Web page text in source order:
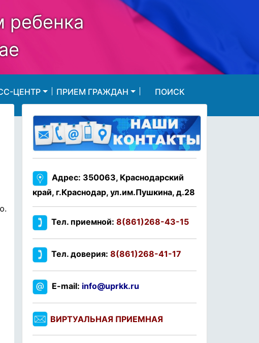
ребенка
ЦЕНТР ПРИЕМ ГРАЖДАН ПОИСК
Адрес: 350063, Краснодарский
край, г.Краснодар, ул.им.Пушкина, д.28
Тел. приемной: 8(861)268-43-15
Тел. доверия: 8(861)268-41-17
E-mail: info@uprkk.ru
ВИРТУАЛЬНАЯ ПРИЕМНАЯ